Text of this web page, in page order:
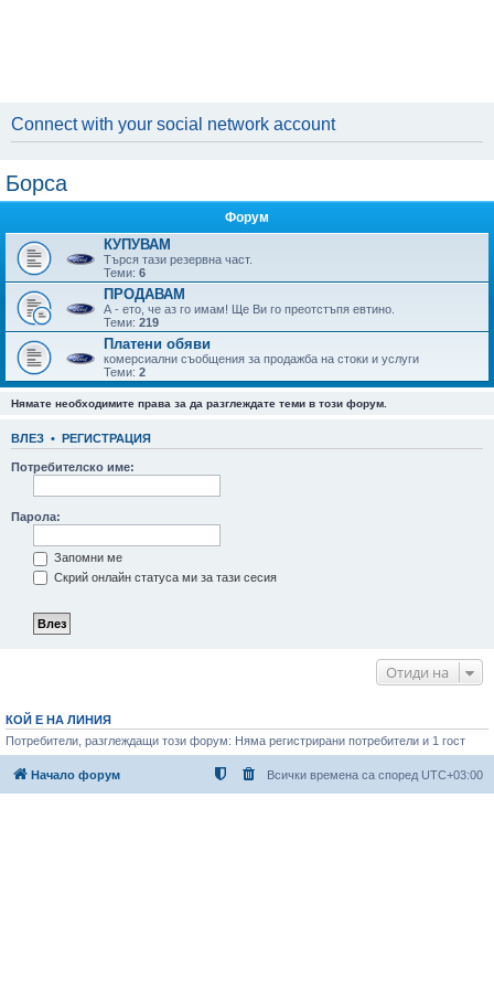
Connect with your social network account
Борса
Форум
КУПУВАМ
Търся тази резервна част.
Теми: 6
ПРОДАВАМ
А - ето, че аз го имам! Ще Ви го преотстъпя евтино.
Теми: 219
Платени обяви
комерсиални съобщения за продажба на стоки и услуги
Теми: 2
Нямате необходимите права за да разглеждате теми в този форум.
ВЛЕЗ • РЕГИСТРАЦИЯ
Потребителско име:
Парола:
Запомни ме
Скрий онлайн статуса ми за тази сесия
Отиди на
КОЙ Е НА ЛИНИЯ
Потребители, разглеждащи този форум: Няма регистрирани потребители и 1 гост
Начало форум Всички времена са според UTC+03:00